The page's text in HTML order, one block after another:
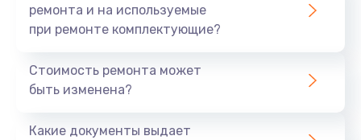
ремонта и на используемые
при ремонте комплектующие?
Стоимость ремонта может
быть изменена?
Какие документы выдает